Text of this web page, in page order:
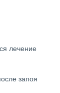
лечение
запоя